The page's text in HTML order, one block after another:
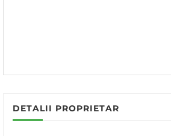
DETALII PROPRIETAR